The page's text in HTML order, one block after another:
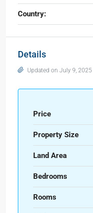
Country:
Details
Updated on July 9,
Price
Property Size
Land Area
Bedrooms
Rooms